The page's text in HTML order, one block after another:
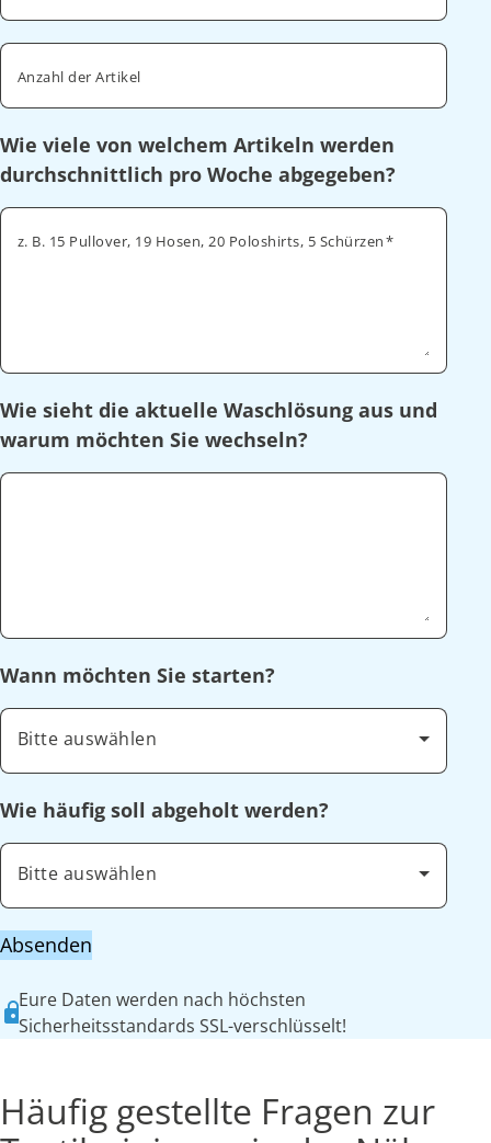
Anzahl der Artikel
Wie viele von welchem Artikeln werden
durchschnittlich pro Woche abgegeben?
z. B. 15 Pullover, 19 Hosen, 20 Poloshirts, 5 Schürzen
Wie sieht die aktuelle Waschlösung aus und
warum möchten Sie wechseln?
Wann möchten Sie starten?
Bitte auswählen
Wie häufig soll abgeholt werden?
Bitte auswählen
Absenden
Eure Daten werden nach höchsten
Sicherheitsstandards SSL-verschlüsselt!
Häufig gestellte Fragen zur